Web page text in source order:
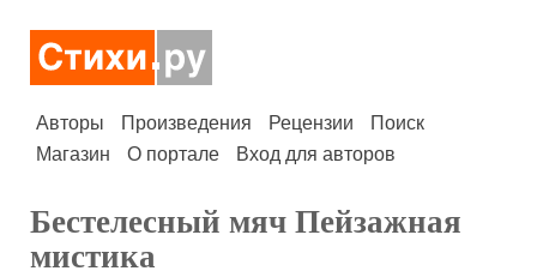
Авторы Произведения Рецензии
Поиск
Магазин
О портале Вход для авторов
Бестелесный мяч Пейзажная
мистика